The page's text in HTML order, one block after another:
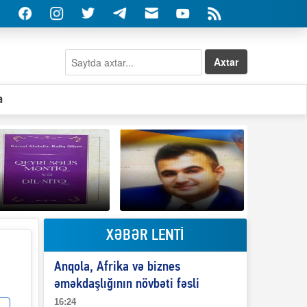
Axtar
səlis məntiq və
nitq” elmimizə
Elşad Abdullayevin
erməniləri
maliyyələşdirən oğlu
niyə Azərbaycana
ekstradisiya olunmur?
XƏBƏR LENTİ
Anqola, Afrika və biznes
əməkdaşlığının növbəti fəsli
16:24